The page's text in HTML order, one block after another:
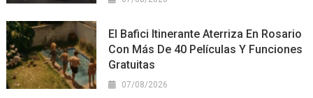
El Bafici Itinerante Aterriza En Rosario
Con Más De 40 Películas Y Funciones
Gratuitas
07/08/2026